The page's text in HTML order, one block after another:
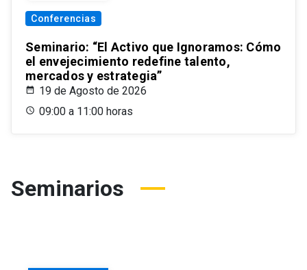
Conferencias
Seminario: “El Activo que Ignoramos: Cómo
el envejecimiento redefine talento,
mercados y estrategia”
19 de Agosto de 2026
09:00 a 11:00 horas
Seminarios